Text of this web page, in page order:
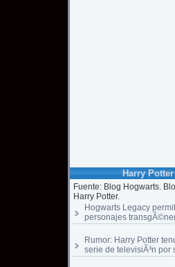
Harry Potter
Fuente: Blog Hogwarts.
Harry Potter.
Hogwarts Legacy
personajes
Rumor: Harry Potter
serie de televisiÃ³n por